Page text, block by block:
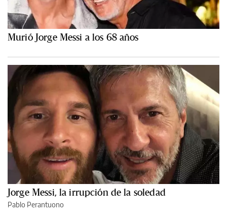
Murió Jorge Messi a los 68 años
Jorge Messi, la irrupción de la soledad
Pablo Perantuono